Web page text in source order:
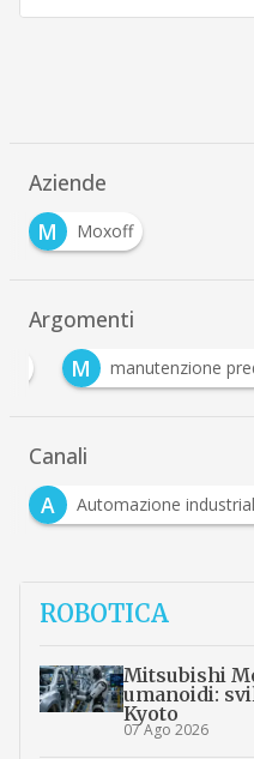
Aziende
M
Moxoff
Argomenti
M manutenzione
Canali
A
Automazione
ROBOTICA
Mitsubishi
umanoidi:
Kyoto
07 Ago 2026